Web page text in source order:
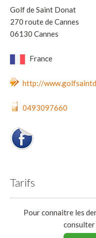
Golf de Saint Donat
270 route de Cannes
06130 Cannes
France
http://
0493097660
Tarifs
Pour connaitre les
consulter